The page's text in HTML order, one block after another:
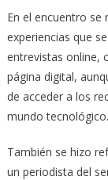
En el encuentro se
experiencias que
entrevistas online,
página digital,
de acceder a los
mundo tecnológico.
También se hizo
un periodista del